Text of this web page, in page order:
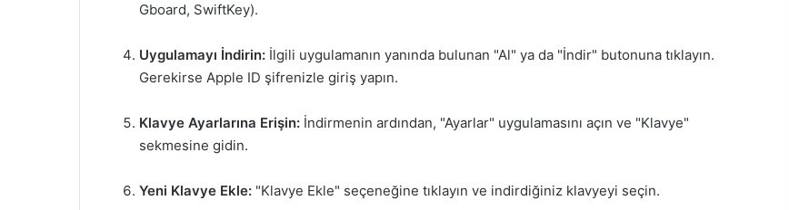
Gboard, SwiftKey).
Uygulamayı İndirin: İlgili uygulamanın yanında bulunan "Al" ya da "İndir" butonuna tıklayın.
Gerekirse Apple ID şifrenizle giriş yapın.
Klavye Ayarlarına Erişin: İndirmenin ardından, "Ayarlar" uygulamasını açın ve "Klavye"
sekmesine gidin.
Yeni Klavye Ekle: "Klavye Ekle" seçeneğine tıklayın ve indirdiğiniz klavyeyi seçin.